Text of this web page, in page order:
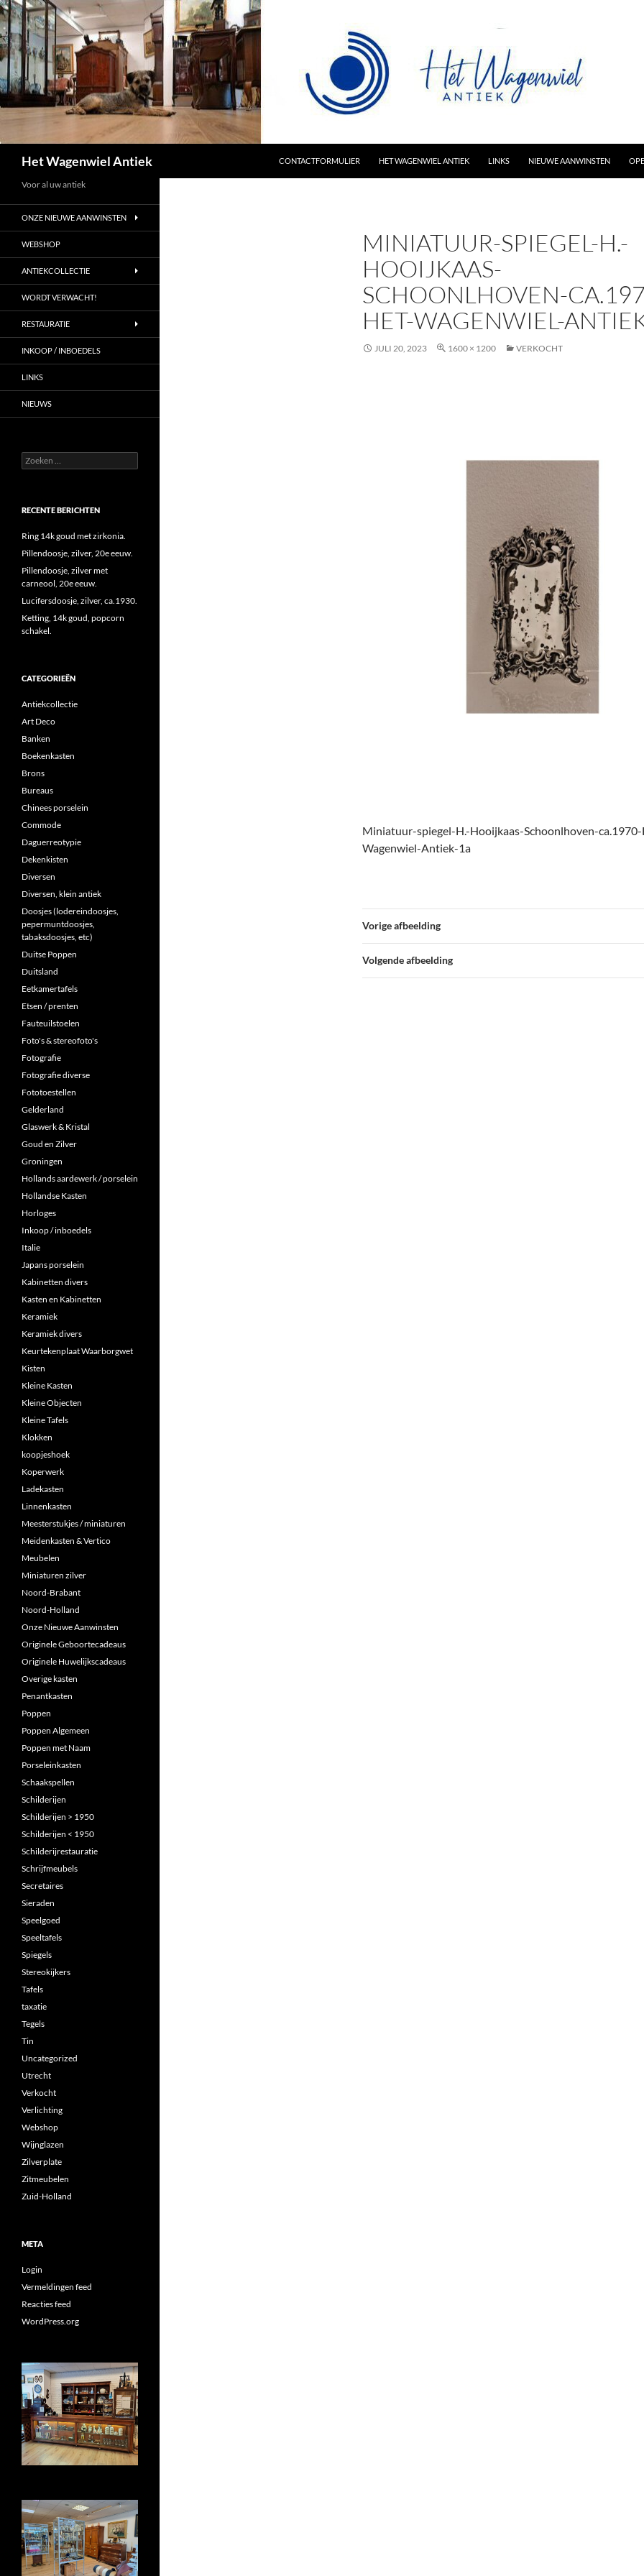
Het Wagenwiel Antiek
CONTACTFORMULIER
HET WAGENWIEL ANTIEK LINKS NIEUWE AANWINSTEN
MINIATUUR-SPIEGEL-H.-
HOOIJKAAS-
SCHOONLHOVEN-
HET-WAGENWIEL-
JULI 20, 2023 1600 × 1200 VERKOCHT
Miniatuur-spiegel-H.-Hooijkaas-Schoonlhoven-
Wagenwiel-Antiek-1a
Vorige afbeelding
Volgende afbeelding
Voor al uw antiek
ONZE NIEUWE AANWINSTEN
WEBSHOP
ANTIEKCOLLECTIE
WORDT VERWACHT!
RESTAURATIE
INKOOP / INBOEDELS
LINKS
NIEUWS
Zoeken
naar:
RECENTE BERICHTEN
Ring 14k goud met zirkonia.
Pillendoosje, zilver, 20e eeuw.
Pillendoosje, zilver met
carneool, 20e eeuw.
Lucifersdoosje, zilver, ca.1930.
Ketting, 14k goud, popcorn
schakel.
CATEGORIEËN
Antiekcollectie
Art Deco
Banken
Boekenkasten
Brons
Bureaus
Chinees porselein
Commode
Daguerreotypie
Dekenkisten
Diversen
Diversen, klein antiek
Doosjes (lodereindoosjes,
pepermuntdoosjes,
tabaksdoosjes, etc)
Duitse Poppen
Duitsland
Eetkamertafels
Etsen / prenten
Fauteuilstoelen
Foto's & stereofoto's
Fotografie
Fotografie diverse
Fototoestellen
Gelderland
Glaswerk & Kristal
Goud en Zilver
Groningen
Hollands aardewerk / porselein
Hollandse Kasten
Horloges
Inkoop / inboedels
Italie
Japans porselein
Kabinetten divers
Kasten en Kabinetten
Keramiek
Keramiek divers
Keurtekenplaat Waarborgwet
Kisten
Kleine Kasten
Kleine Objecten
Kleine Tafels
Klokken
koopjeshoek
Koperwerk
Ladekasten
Linnenkasten
Meesterstukjes / miniaturen
Meidenkasten & Vertico
Meubelen
Miniaturen zilver
Noord-Brabant
Noord-Holland
Onze Nieuwe Aanwinsten
Originele Geboortecadeaus
Originele Huwelijkscadeaus
Overige kasten
Penantkasten
Poppen
Poppen Algemeen
Poppen met Naam
Porseleinkasten
Schaakspellen
Schilderijen
Schilderijen > 1950
Schilderijen < 1950
Schilderijrestauratie
Schrijfmeubels
Secretaires
Sieraden
Speelgoed
Speeltafels
Spiegels
Stereokijkers
Tafels
taxatie
Tegels
Tin
Uncategorized
Utrecht
Verkocht
Verlichting
Webshop
Wijnglazen
Zilverplate
Zitmeubelen
Zuid-Holland
META
Login
Vermeldingen feed
Reacties feed
WordPress.org